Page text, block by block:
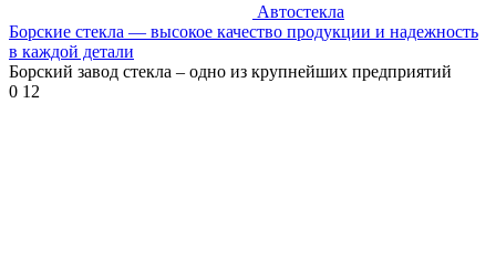
Автостекла
Борские стекла — высокое качество продукции и надежность
в каждой детали
Борский завод стекла – одно из крупнейших предприятий
0 12